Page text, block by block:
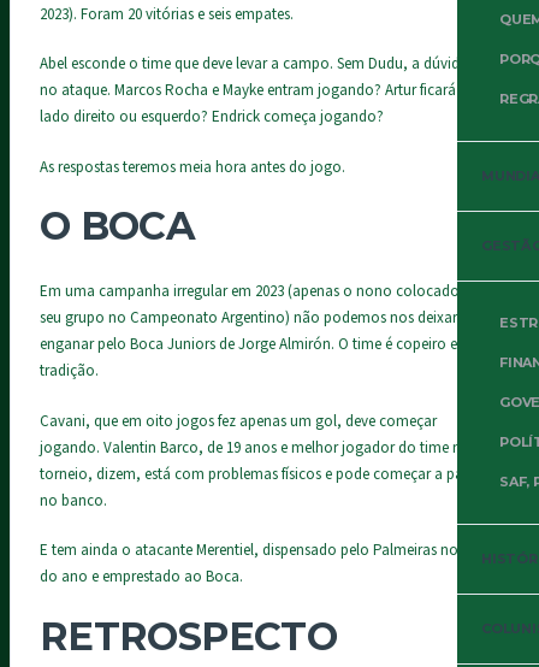
SAF,
2023). Foram 20 vitórias e seis empates.
Abel esconde o time que deve levar a campo. Sem Dudu, a dúvida fica
no ataque. Marcos Rocha e Mayke entram jogando? Artur ficará do
lado direito ou esquerdo? Endrick começa jogando?
As respostas teremos meia hora antes do jogo.
O BOCA
Em uma campanha irregular em 2023 (apenas o nono colocado em
seu grupo no Campeonato Argentino) não podemos nos deixar
enganar pelo Boca Juniors de Jorge Almirón. O time é copeiro e tem
tradição.
Cavani, que em oito jogos fez apenas um gol, deve começar
jogando. Valentin Barco, de 19 anos e melhor jogador do time no
torneio, dizem, está com problemas físicos e pode começar a partida
no banco.
E tem ainda o atacante Merentiel, dispensado pelo Palmeiras no início
do ano e emprestado ao Boca.
RETROSPECTO